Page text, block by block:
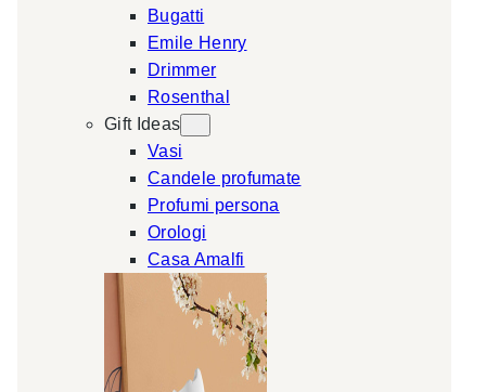
Bugatti
Emile Henry
Drimmer
Rosenthal
Gift Ideas
Vasi
Candele profumate
Profumi persona
Orologi
Casa Amalfi